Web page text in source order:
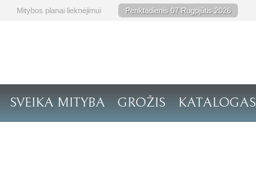
Mitybos planai lieknėjimui Penktadienis 07 Rugpjūtis 2026
SVEIKA MITYBA GROŽIS KATALOGAS